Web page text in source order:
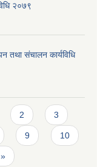
२०७९
तथा संचालन कार्यविधि
2 3
9 10